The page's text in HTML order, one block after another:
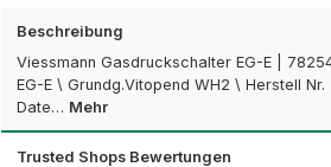
Beschreibung
Viessmann Gasdruckschalter EG-E |
EG-E \ Grundg.Vitopend WH2 \ Herstell
Date… Mehr
Trusted Shops Bewertungen